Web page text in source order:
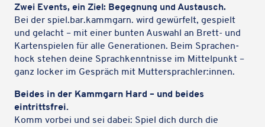
Zwei Events, ein Ziel: Begeg­nung und Austausch.
Bei der spiel.bar.kammgarn. wird gewür­felt, gespielt
und gelacht – mit einer bunten Auswahl an Brett- und
Karten­spie­len für alle Gene­ra­tio­nen. Beim Spra­chen­
hock stehen deine Sprach­kennt­nisse im Mittel­punkt –
ganz locker im Gespräch mit Muttersprachler:innen.
Beides in der Kamm­garn Hard – und beides
eintrittsfrei.
Komm vorbei und sei dabei: Spiel dich durch die